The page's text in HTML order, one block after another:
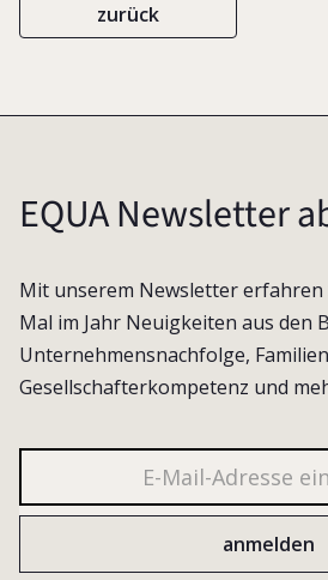
zurück
EQUA Newsletter
Mit unserem Newsletter
Mal im Jahr Neuigkeiten aus den
Unternehmensnachfolge,
Gesellschafterkompetenz und